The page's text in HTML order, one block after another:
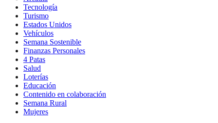
Tecnología
Turismo
Estados Unidos
Vehículos
Semana Sostenible
Finanzas Personales
4 Patas
Salud
Loterías
Educación
Contenido en colaboración
Semana Rural
Mujeres